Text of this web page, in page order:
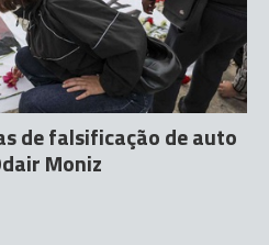
de falsificação de auto
Moniz